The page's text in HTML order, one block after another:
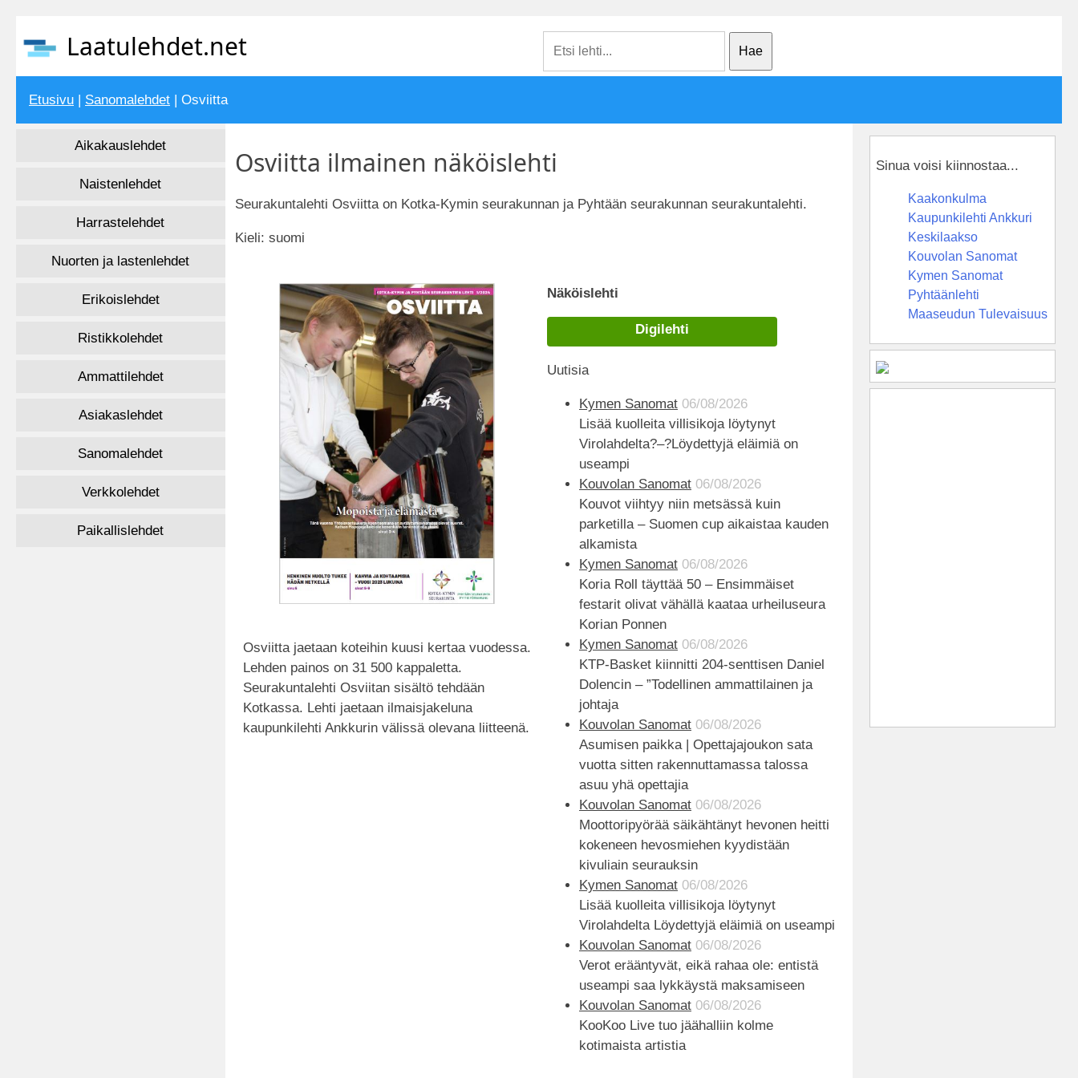
Laatulehdet.net
Etusivu Sanomalehdet | Osviitta
Aikakauslehdet
Naistenlehdet
Harrastelehdet
Nuorten ja lastenlehdet
Erikoislehdet
Ristikkolehdet
Ammattilehdet
Asiakaslehdet
Sanomalehdet
Verkkolehdet
Paikallislehdet
Osviitta ilmainen näköislehti
Seurakuntalehti Osviitta on Kotka-Kymin seurakunnan ja Pyhtään seurakunnan seurakuntalehti.
Kieli: suomi
Osviitta jaetaan koteihin kuusi kertaa vuodessa.
Lehden painos on 31 500 kappaletta.
Seurakuntalehti Osviitan sisältö tehdään
Kotkassa. Lehti jaetaan ilmaisjakeluna
kaupunkilehti Ankkurin välissä olevana liitteenä.
Näköislehti
Digilehti
Uutisia
Kymen Sanomat 06/08/2026
Lisää kuolleita villisikoja löytynyt
Virolahdelta?–?Löydettyjä eläimiä on
useampi
Kouvolan Sanomat 06/08/2026
Kouvot viihtyy niin metsässä kuin
parketilla – Suomen cup aikaistaa kauden
alkamista
Kymen Sanomat 06/08/2026
Koria Roll täyttää 50 – Ensimmäiset
festarit olivat vähällä kaataa urheiluseura
Korian Ponnen
Kymen Sanomat 06/08/2026
KTP-Basket kiinnitti 204-senttisen Daniel
Dolencin – ”Todellinen ammattilainen ja
johtaja
Kouvolan Sanomat 06/08/2026
Asumisen paikka | Opettajajoukon sata
vuotta sitten rakennuttamassa talossa
asuu yhä opettajia
Kouvolan Sanomat 06/08/2026
Moottoripyörää säikähtänyt hevonen heitti
kokeneen hevosmiehen kyydistään
kivuliain seurauksin
Kymen Sanomat 06/08/2026
Lisää kuolleita villisikoja löytynyt
Virolahdelta Löydettyjä eläimiä on useampi
Kouvolan Sanomat 06/08/2026
Verot erääntyvät, eikä rahaa ole: entistä
useampi saa lykkäystä maksamiseen
Kouvolan Sanomat 06/08/2026
KooKoo Live tuo jäähalliin kolme
kotimaista artistia
Sinua voisi kiinnostaa...
Kaakonkulma
Kaupunkilehti Ankkuri
Keskilaakso
Kouvolan Sanomat
Kymen Sanomat
Pyhtäänlehti
Maaseudun Tulevaisuus